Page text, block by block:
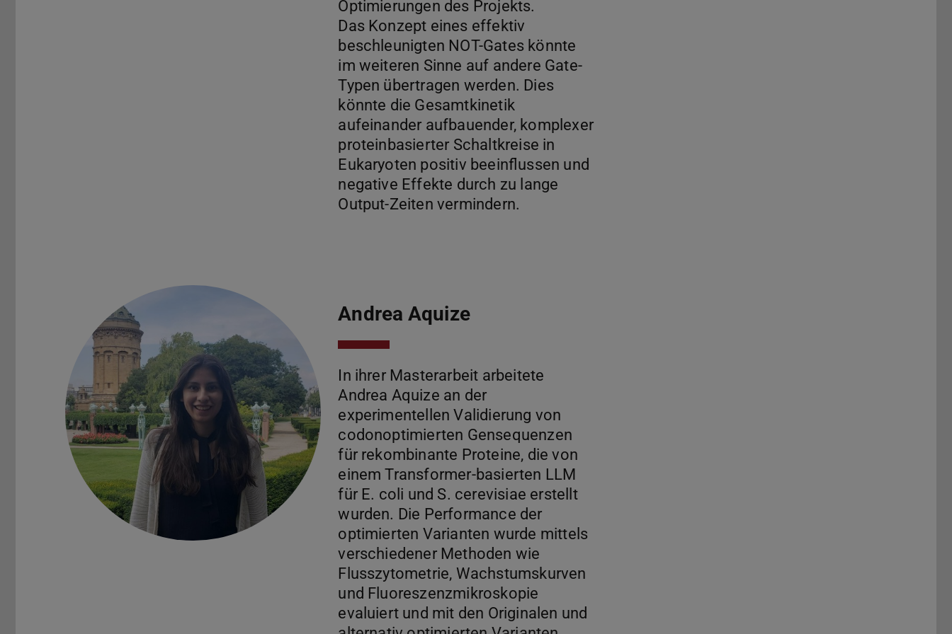
Optimierungen des Projekts.
Das Konzept eines effektiv
beschleunigten NOT-Gates könnte
im weiteren Sinne auf andere Gate-
Typen übertragen werden. Dies
könnte die Gesamtkinetik
aufeinander aufbauender, komplexer
proteinbasierter Schaltkreise in
Eukaryoten positiv beeinflussen und
negative Effekte durch zu lange
Output-Zeiten vermindern.
Andrea Aquize
In ihrer Masterarbeit arbeitete
Andrea Aquize an der
experimentellen Validierung von
codonoptimierten Gensequenzen
für rekombinante Proteine, die von
einem Transformer-basierten LLM
für E. coli und S. cerevisiae erstellt
wurden. Die Performance der
optimierten Varianten wurde mittels
verschiedener Methoden wie
Flusszytometrie, Wachstumskurven
und Fluoreszenzmikroskopie
evaluiert und mit den Originalen und